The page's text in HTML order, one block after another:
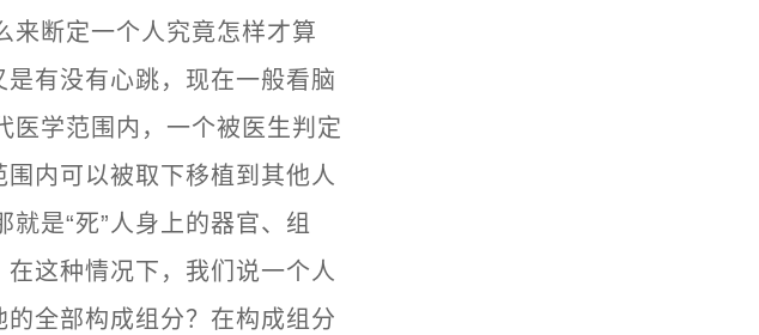
来断定一个人究竟怎样才算
有没有心跳，现在一般看脑
医学范围内，一个被医生判定
内可以被取下移植到其他人
是“死”人身上的器官、组
这种情况下，我们说一个人
全部构成组分？在构成组分